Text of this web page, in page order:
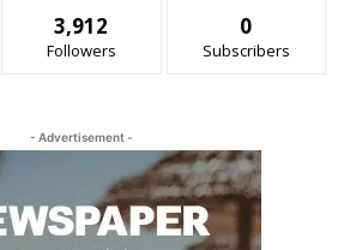
3,912
Followers
0
Subscribers
- Advertisement -